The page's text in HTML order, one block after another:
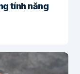
tính năng